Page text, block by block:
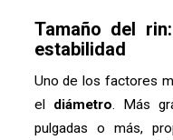
Tamaño del
estabilidad
Uno de los factores
el diámetro. Más
pulgadas o más,